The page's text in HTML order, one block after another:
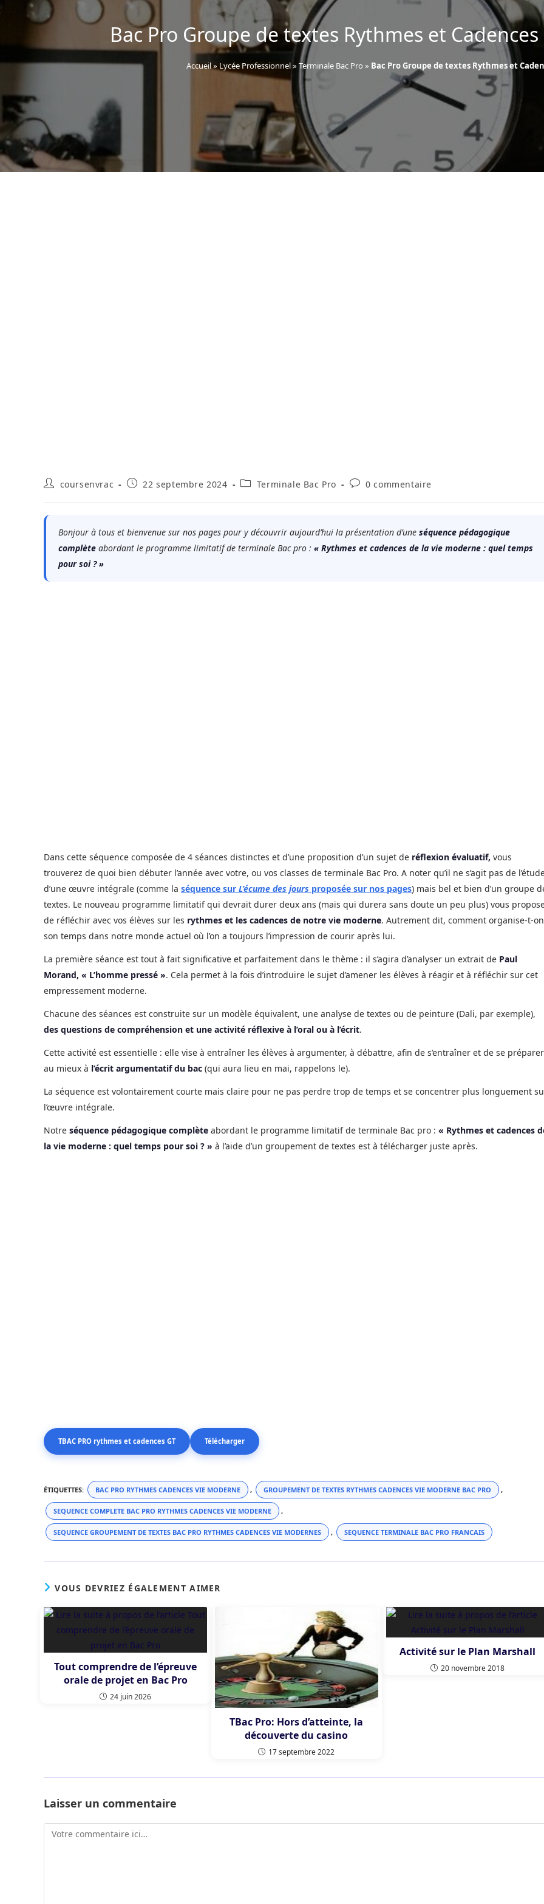
Bac Pro Groupe de textes Rythmes et
Accueil» Lycée Professionnel» Terminale Bac Pro » Bac Pro Groupe de textes Rythmes et
Auteur/autrice
publication :
coursenvrac
Publication
22 septembre 2024
PostTerminale Bac Pro
Commentaires
0 commentaire
Bonjour à tous et bienvenue sur nos pages pour y découvrir aujourd’hui la présentation d’une séquence pédagogique
complète abordant le programme limitatif de terminale Bac pro : « Rythmes et cadences de la vie moderne : quel temps
pour soi ? »
Dans cette séquence composée de 4 séances distinctes et d’une proposition d’un sujet de réflexion évaluatif, vous
trouverez de quoi bien débuter l’année avec votre, ou vos classes de terminale Bac Pro. A noter qu’il ne s’agit pas de
d’une œuvre intégrale (comme la séquence sur L’écume des jours proposée sur nos pages) mais bel et bien d’un groupe
textes. Le nouveau programme limitatif qui devrait durer deux ans (mais qui durera sans doute un peu plus) vous
de réfléchir avec vos élèves sur les rythmes et les cadences de notre vie moderne. Autrement dit, comment organise-t-on
son temps dans notre monde actuel où l’on a toujours l’impression de courir après lui.
La première séance est tout à fait significative et parfaitement dans le thème : il s’agira d’analyser un extrait de Paul
Morand, « L’homme pressé ». Cela permet à la fois d’introduire le sujet d’amener les élèves à réagir et à réfléchir sur cet
empressement moderne.
Chacune des séances est construite sur un modèle équivalent, une analyse de textes ou de peinture (Dali, par exemple),
des questions de compréhension et une activité réflexive à l’oral ou à l’écrit.
Cette activité est essentielle : elle vise à entraîner les élèves à argumenter, à débattre, afin de s’entraîner et de se préparer
au mieux à l’écrit argumentatif du bac (qui aura lieu en mai, rappelons le).
La séquence est volontairement courte mais claire pour ne pas perdre trop de temps et se concentrer plus longuement
l’œuvre intégrale.
Notre séquence pédagogique complète abordant le programme limitatif de terminale Bac pro : « Rythmes et cadences
la vie moderne : quel temps pour soi ? » à l’aide d’un groupement de textes est à télécharger juste après.
TBAC PRO rythmes et cadences GT Télécharger
ÉTIQUETTES: BAC PRO RYTHMES CADENCES VIE MODERNE , GROUPEMENT DE TEXTES RYTHMES CADENCES VIE MODERNE BAC PRO ,
SEQUENCE COMPLETE BAC PRO RYTHMES CADENCES VIE MODERNE ,
SEQUENCE GROUPEMENT DE TEXTES BAC PRO RYTHMES CADENCES VIE MODERNES , SEQUENCE TERMINALE BAC PRO FRANCAIS
VOUS DEVRIEZ ÉGALEMENT AIMER
Tout comprendre de l’épreuve
orale de projet en Bac Pro
24 juin 2026
TBac Pro: Hors d’atteinte, la
découverte du casino
17 septembre 2022
Activité sur le Plan Marshall
20 novembre 2018
Laisser un commentaire
Comment